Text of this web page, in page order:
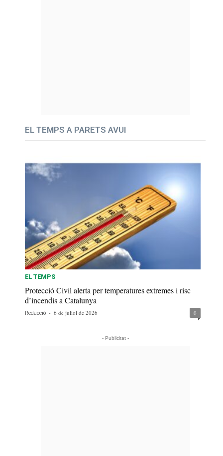
EL TEMPS A PARETS AVUI
EL TEMPS
Protecció Civil alerta per temperatures extremes i risc
d’incendis a Catalunya
Redacció - 6 de juliol de 2026 0
- Publicitat -